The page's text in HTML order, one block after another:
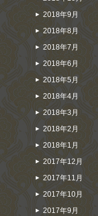
2018年9月
2018年8月
2018年7月
2018年6月
2018年5月
2018年4月
2018年3月
2018年2月
2018年1月
2017年12月
2017年11月
2017年10月
2017年9月